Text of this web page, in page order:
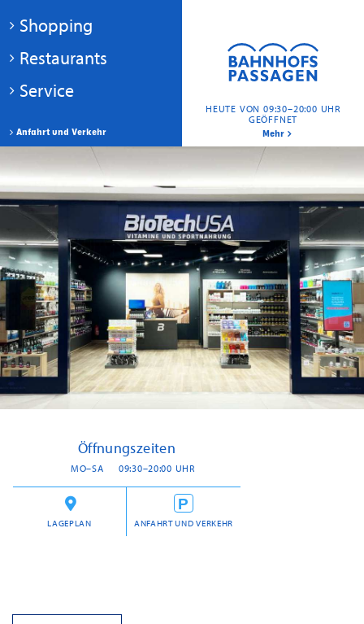
HEUTE VON 09:30–20:00 UHR
GEÖFFNET
Mehr
Anfahrt und Verkehr
Shopping
Restaurants
Service
Öffnungszeiten
MO–SA 09:30–20:00 UHR
LAGEPLAN ANFAHRT UND VERKEHR